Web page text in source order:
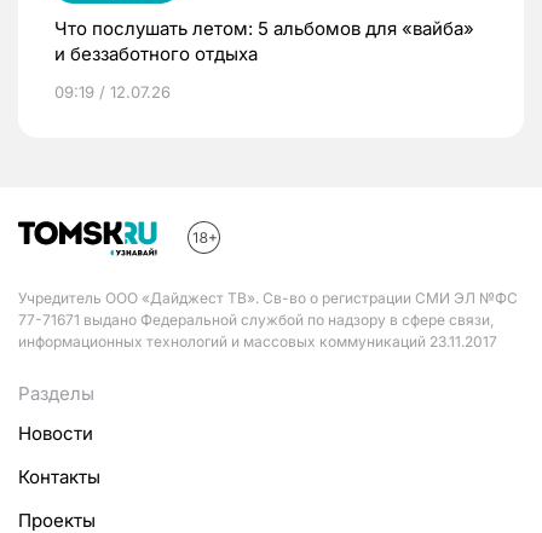
Что послушать летом: 5 альбомов для «вайба»
и беззаботного отдыха
09:19 / 12.07.26
Учредитель ООО «Дайджест ТВ». Св-во о регистрации СМИ ЭЛ №ФС
77-71671 выдано Федеральной службой по надзору в сфере связи,
информационных технологий и массовых коммуникаций 23.11.2017
Разделы
Новости
Контакты
Проекты